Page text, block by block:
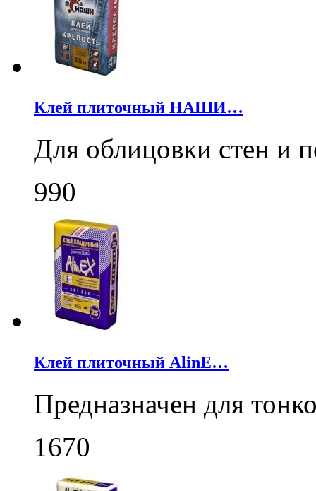
Клей плиточный НАШИ…
Для облицовки стен и
990
Клей плиточный AlinE…
Предназначен для
1670